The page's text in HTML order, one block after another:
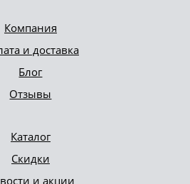
Компания
и доставка
Блог
Отзывы
Каталог
Скидки
и акции